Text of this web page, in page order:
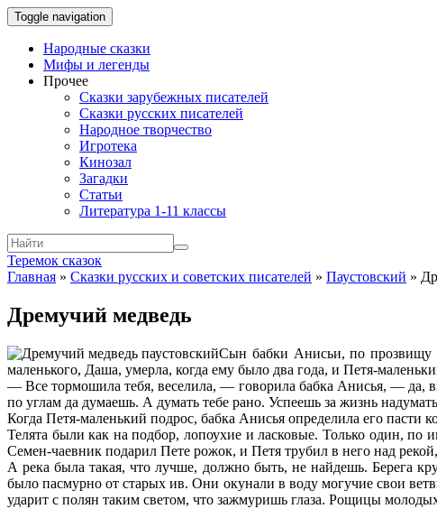
Toggle navigation
Народные сказки
Мифы и легенды
Прочее
Сказки зарубежных писателей
Сказки русских писателей
Народное творчество
Игротека
Кинозал
Загадки
Статьи
Литература 1-11 классы
Теремок сказок
Главная » Сказки русских и советских писателей » Паустовский »
Дремучий медведь
Сын бабки Анисьи, по прозвищу
маленького, Даша, умерла, когда ему было два года, и Петя-
— Все тормошила тебя, веселила, — говорила бабка Анисья, — да,
по углам да думаешь. А думать тебе рано. Успеешь за жизнь
Когда Петя-маленький подрос, бабка Анисья определила его пасти
Телята были как на подбор, лопоухие и ласковые. Только один,
Семен-чаевник подарил Пете рожок, и Петя трубил в него над рекой,
А река была такая, что лучше, должно быть, не найдешь. Берега
было пасмурно от старых ив. Они окунали в воду могучие свои
ударит с полян таким светом, что зажмуришь глаза. Рощицы